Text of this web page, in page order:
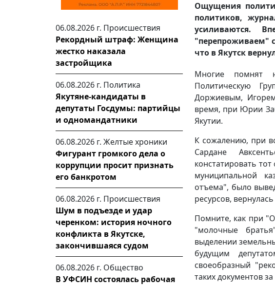
06.08.2026 г. Происшествия
Рекордный штраф: Женщина
жестко наказала
застройщика
06.08.2026 г. Политика
Якутяне-кандидаты в
депутаты Госдумы: партийцы
и одномандатники
06.08.2026 г. Желтые хроники
Фигурант громкого дела о
коррупции просит признать
его банкротом
06.08.2026 г. Происшествия
Шум в подъезде и удар
черенком: история ночного
конфликта в Якутске,
закончившаяся судом
06.08.2026 г. Общество
В УФСИН состоялась рабочая
Ощущения
политиков,
усиливаются.
"перепроживаем"
что в Якутск
Многие помнят
Политическую
Доржиевым,
время, при Юрии
Якутии.
К сожалению, при
Сардане
констатировать
муниципальной
отъема", было
ресурсов, вернулась
Помните, как при
"молочные
выделении
будущим
своеобразный
таких документов за